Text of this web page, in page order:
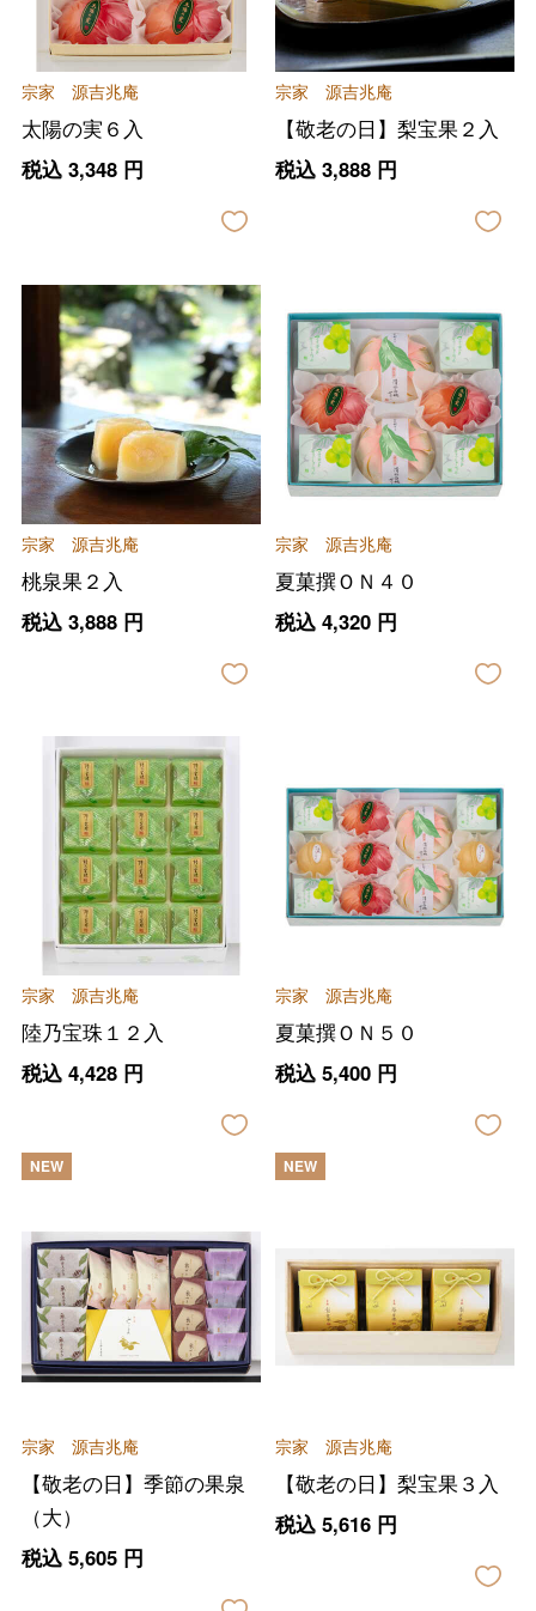
宗家 源吉兆庵
太陽の実６入
税込 3,348円
宗家 源吉兆庵
【敬老の日】梨宝果２入
税込 3,888円
宗家 源吉兆庵
桃泉果２入
税込 3,888円
宗家 源吉兆庵
夏菓撰ＯＮ４０
税込 4,320円
宗家 源吉兆庵
陸乃宝珠１２入
税込 4,428円
宗家 源吉兆庵
夏菓撰ＯＮ５０
税込 5,400円
NEW
宗家 源吉兆庵
【敬老の日】季節の果泉
（大）
税込 5,605円
NEW
宗家 源吉兆庵
【敬老の日】梨宝果３入
税込 5,616円